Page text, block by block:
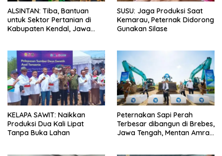
ALSINTAN: Tiba, Bantuan
untuk Sektor Pertanian di
Kabupaten Kendal, Jawa
SUSU: Jaga Produksi Saat
Kemarau, Peternak Didorong
Gunakan Silase
KELAPA SAWIT: Naikkan
Produksi Dua Kali Lipat
Tanpa Buka Lahan
Peternakan Sapi Perah
Terbesar dibangun di Brebes,
Jawa Tengah, Mentan Amran